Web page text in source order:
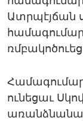
Ատրպէյճան
ունեցաւ